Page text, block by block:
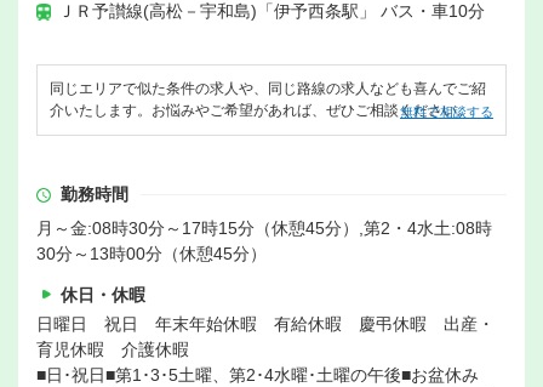
ＪＲ予讃線(高松－宇和島)「伊予西条駅」 バス・車10分
同じエリアで似た条件の求人や、同じ路線の求人なども喜んでご紹
介いたします。お悩みやご希望があれば、ぜひご相談ください。
無料で相談する
勤務時間
月～金:08時30分～17時15分（休憩45分）,第2・4水土:08時
30分～13時00分（休憩45分）
休日・休暇
日曜日 祝日 年末年始休暇 有給休暇 慶弔休暇 出産・
育児休暇 介護休暇
■日･祝日■第1･3･5土曜、第2･4水曜･土曜の午後■お盆休み